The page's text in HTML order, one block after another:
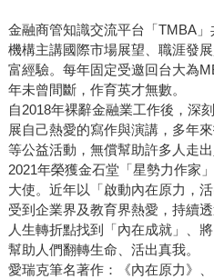
金融商管知識交流平台「TMBA
機構主講國際市場展望、職涯發
富經驗。每年固定受邀回台大為
年未曾間斷，作育英才無數。
自2018年裸辭金融業工作後，深
展自己熱愛的寫作與演講，多年
等公益活動，無償幫助許多人走出
2021年榮獲金石堂「星勢力作家
大使。近年以「啟動內在原力，
受到企業界及教育界熱愛，持續
人生轉折點找到「內在成就」、
幫助人們翻轉生命、活出真我。
愛瑞克筆名著作：《內在原力》